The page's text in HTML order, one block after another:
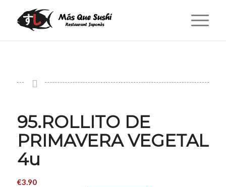
95.ROLLITO DE
PRIMAVERA VEGETAL
4u
€3.90